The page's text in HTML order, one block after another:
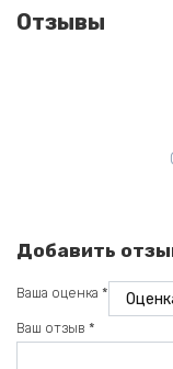
Отзывы
Добавить
Ваша оценка *
Ваш отзыв *